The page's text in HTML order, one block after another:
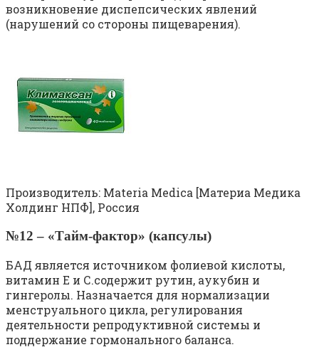
возникновение диспепсических явлений
(нарушений со стороны пищеварения).
Производитель: Materia Medica [Материа Медика
Холдинг НПФ], Россия
№12 – «Тайм-фактор» (капсулы)
БАД является источником фолиевой кислоты,
витамин Е и С.содержит рутин, аукубин и
гингеролы. Назначается для нормализации
менструального цикла, регулирования
деятельности репродуктивной системы и
поддержание гормонального баланса.